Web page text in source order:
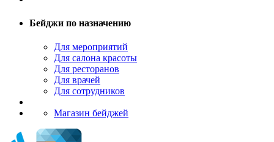
Бейджи по назначению
Для мероприятий
Для салона красоты
Для ресторанов
Для врачей
Для сотрудников
Магазин бейджей